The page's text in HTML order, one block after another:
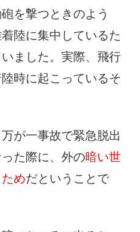
を撃つときのよう
陸に集中しているた
ました。実際、飛行
時に起こっているそ
が一事故で緊急脱出
た際に、外の暗い世
めだということで